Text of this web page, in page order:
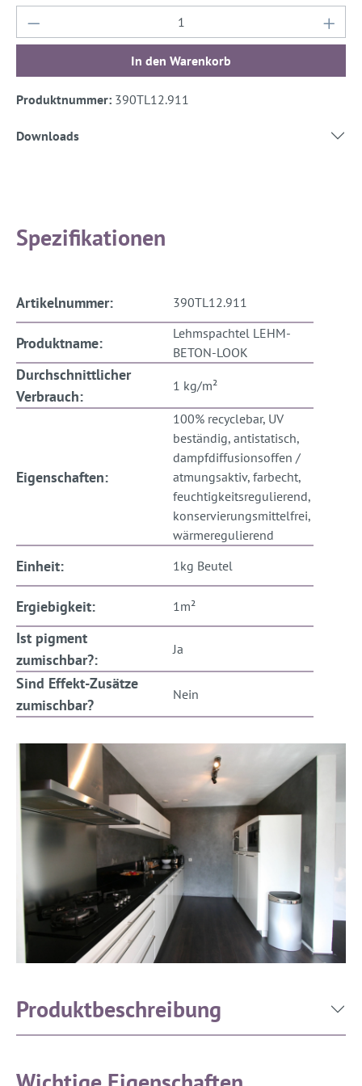
Produkt Anzahl: Gib den gewünschten
In den Warenkorb
Produktnummer: 390TL12.911
Downloads
Spezifikationen
Artikelnummer: 390TL12.911
Produktname:
Lehmspachtel LEHM-
BETON-LOOK
Durchschnittlicher
Verbrauch:
1 kg/m²
Eigenschaften:
100% recyclebar, UV
beständig, antistatisch,
dampfdiffusionsoffen /
atmungsaktiv, farbecht,
feuchtigkeitsregulierend,
konservierungsmittelfrei,
wärmeregulierend
Einheit: 1kg Beutel
Ergiebigkeit: 1m²
Ist pigment
zumischbar?:
Ja
Sind Effekt-Zusätze
zumischbar?
Nein
Produktbeschreibung